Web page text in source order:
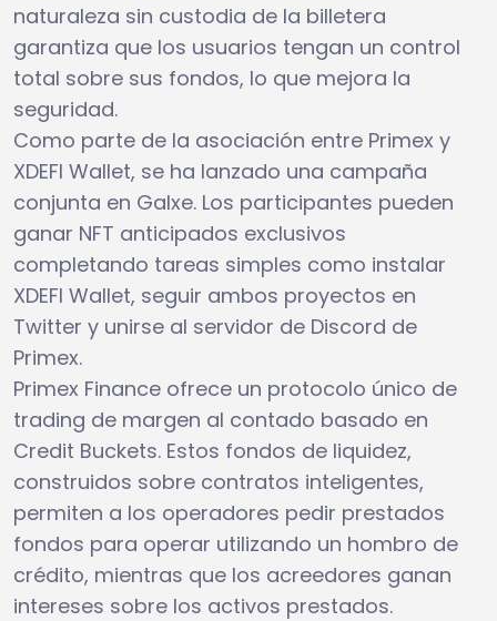
naturaleza sin custodia de la billetera
garantiza que los usuarios tengan un control
total sobre sus fondos, lo que mejora la
seguridad.
Como parte de la asociación entre Primex y
XDEFI Wallet, se ha lanzado una campaña
conjunta en Galxe. Los participantes pueden
ganar NFT anticipados exclusivos
completando tareas simples como instalar
XDEFI Wallet, seguir ambos proyectos en
Twitter y unirse al servidor de Discord de
Primex.
Primex Finance ofrece un protocolo único de
trading de margen al contado basado en
Credit Buckets. Estos fondos de liquidez,
construidos sobre contratos inteligentes,
permiten a los operadores pedir prestados
fondos para operar utilizando un hombro de
crédito, mientras que los acreedores ganan
intereses sobre los activos prestados.